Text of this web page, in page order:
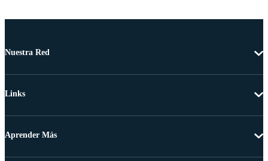
Nuestra Red
Links
Aprender Más